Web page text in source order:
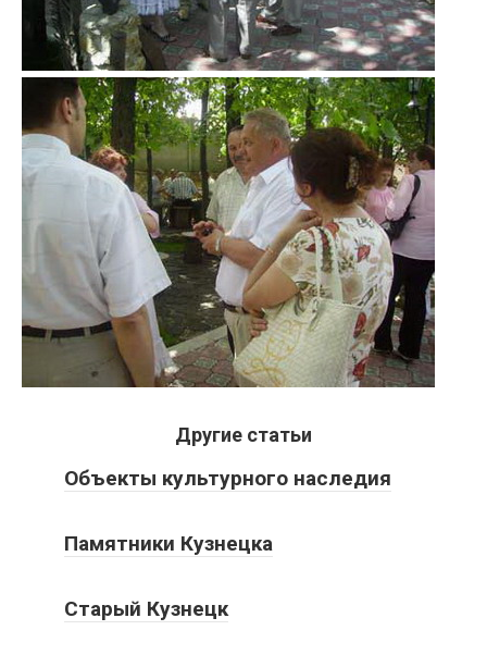
Другие статьи
Объекты культурного наследия
Памятники Кузнецка
Старый Кузнецк